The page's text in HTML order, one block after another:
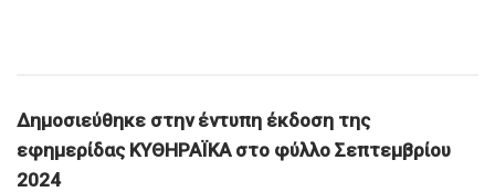
Δημοσιεύθηκε στην έντυπη έκδοση της
εφημερίδας ΚΥΘΗΡΑΪΚΑ στο φύλλο Σεπτεμβρίου
2024